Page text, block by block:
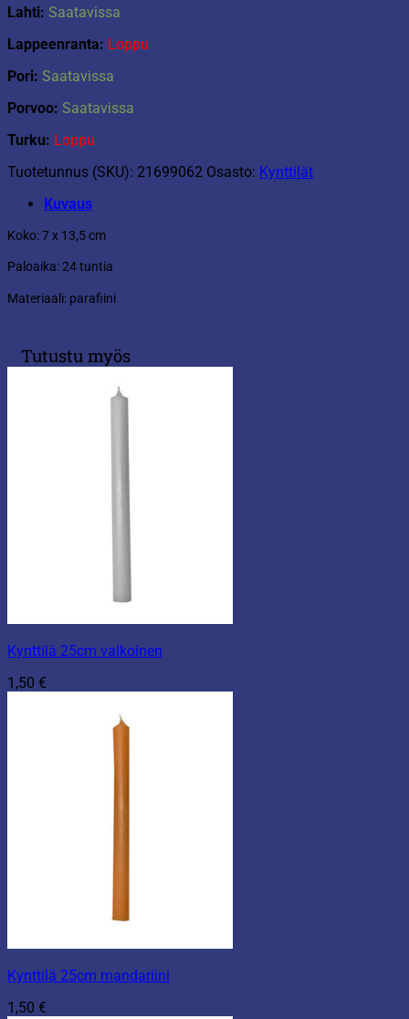
Lahti: Saatavissa
Lappeenranta: Loppu
Pori: Saatavissa
Porvoo: Saatavissa
Turku: Loppu
Tuotetunnus (SKU): 21699062 Osasto: Kynttilät
Kuvaus
Koko: 7 x 13,5 cm
Paloaika: 24 tuntia
Materiaali: parafiini
Tutustu myös
Kynttilä 25cm valkoinen
1,50 €
Kynttilä 25cm mandariini
1,50 €